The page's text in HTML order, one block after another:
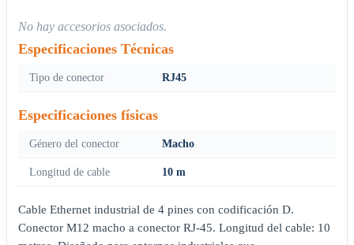
No hay accesorios asociados.
Especificaciones Técnicas
Tipo de conector RJ45
Especificaciones físicas
Género del conector Macho
Longitud de cable 10 m
Cable Ethernet industrial de 4 pines con codificación D.
Conector M12 macho a conector RJ-45. Longitud del cable: 10